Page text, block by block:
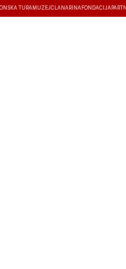
TURAMUZEJČLANARINA FONDACIJA